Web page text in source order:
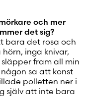
och mer
det sig?
bara det rosa och
inga knivar,
fram all min
sa att konst
polletten ner i
själv att inte bara